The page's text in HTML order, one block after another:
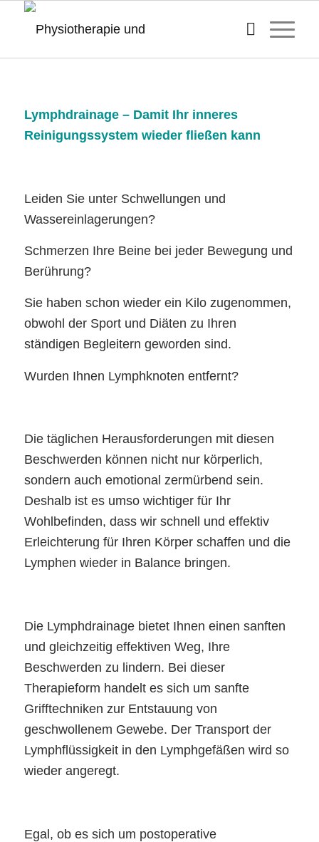
Lymphdrainage – Damit Ihr inneres
Reinigungssystem wieder fließen kann
Leiden Sie unter Schwellungen und
Wassereinlagerungen?
Schmerzen Ihre Beine bei jeder Bewegung und
Berührung?
Sie haben schon wieder ein Kilo zugenommen,
obwohl der Sport und Diäten zu Ihren
ständigen Begleitern geworden sind.
Wurden Ihnen Lymphknoten entfernt?
Die täglichen Herausforderungen mit diesen
Beschwerden können nicht nur körperlich,
sondern auch emotional zermürbend sein.
Deshalb ist es umso wichtiger für Ihr
Wohlbefinden, dass wir schnell und effektiv
Erleichterung für Ihren Körper schaffen und die
Lymphen wieder in Balance bringen.
Die Lymphdrainage bietet Ihnen einen sanften
und gleichzeitig effektiven Weg, Ihre
Beschwerden zu lindern. Bei dieser
Therapieform handelt es sich um sanfte
Grifftechniken zur Entstauung von
geschwollenem Gewebe. Der Transport der
Lymphflüssigkeit in den Lymphgefäßen wird so
wieder angeregt.
Egal, ob es sich um postoperative